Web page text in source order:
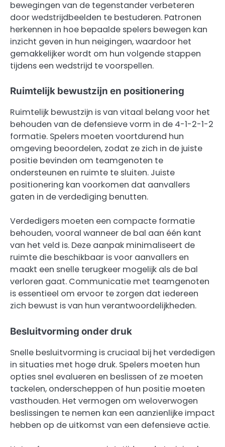
bewegingen van de tegenstander verbeteren
door wedstrijdbeelden te bestuderen. Patronen
herkennen in hoe bepaalde spelers bewegen kan
inzicht geven in hun neigingen, waardoor het
gemakkelijker wordt om hun volgende stappen
tijdens een wedstrijd te voorspellen.
Ruimtelijk bewustzijn en positionering
Ruimtelijk bewustzijn is van vitaal belang voor het
behouden van de defensieve vorm in de 4-1-2-1-2
formatie. Spelers moeten voortdurend hun
omgeving beoordelen, zodat ze zich in de juiste
positie bevinden om teamgenoten te
ondersteunen en ruimte te sluiten. Juiste
positionering kan voorkomen dat aanvallers
gaten in de verdediging benutten.
Verdedigers moeten een compacte formatie
behouden, vooral wanneer de bal aan één kant
van het veld is. Deze aanpak minimaliseert de
ruimte die beschikbaar is voor aanvallers en
maakt een snelle terugkeer mogelijk als de bal
verloren gaat. Communicatie met teamgenoten
is essentieel om ervoor te zorgen dat iedereen
zich bewust is van hun verantwoordelijkheden.
Besluitvorming onder druk
Snelle besluitvorming is cruciaal bij het verdedigen
in situaties met hoge druk. Spelers moeten hun
opties snel evalueren en beslissen of ze moeten
tackelen, onderscheppen of hun positie moeten
vasthouden. Het vermogen om weloverwogen
beslissingen te nemen kan een aanzienlijke impact
hebben op de uitkomst van een defensieve actie.